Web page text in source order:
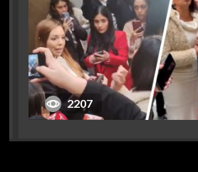
2207